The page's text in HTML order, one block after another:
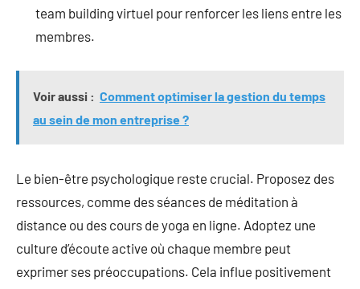
team building virtuel pour renforcer les liens entre les
membres.
Voir aussi : Comment optimiser la gestion du temps
au sein de mon entreprise ?
Le bien-être psychologique reste crucial. Proposez des
ressources, comme des séances de méditation à
distance ou des cours de yoga en ligne. Adoptez une
culture d’écoute active où chaque membre peut
exprimer ses préoccupations. Cela influe positivement